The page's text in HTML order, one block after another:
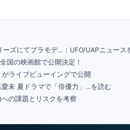
ーズにてプラモデ…：UFO/UAPニュース
国の映画館で公開決定！
ライブビューイングで公開
未 夏ドラマで「俳優力」…を読む
の課題とリスクを考察